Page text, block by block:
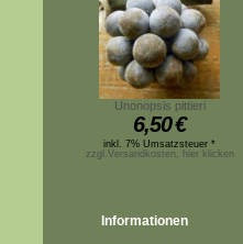
Unonopsis pittieri
6,50€
inkl. 7% Umsatzsteuer *
zzgl.Versandkosten, hier klicken
Informationen